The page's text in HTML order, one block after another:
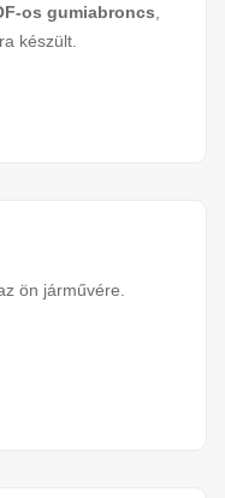
os gumiabroncs
készült.
ön járművére.